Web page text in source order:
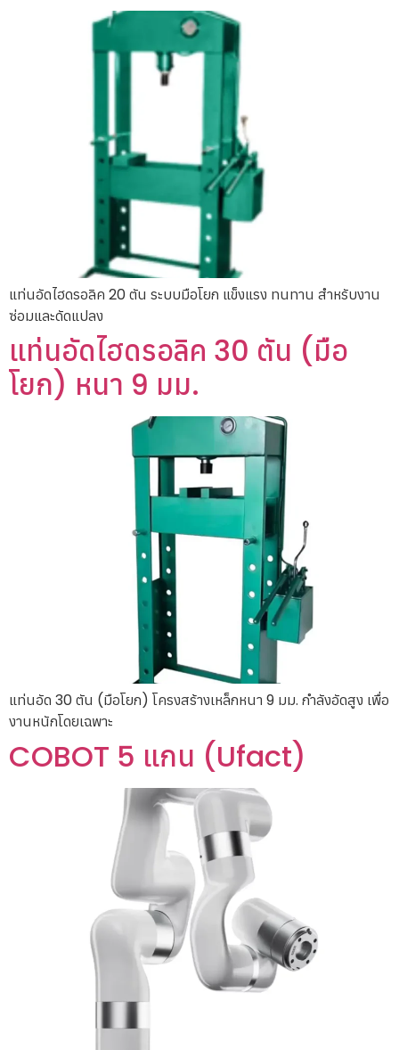
แท่นอัดไฮดรอลิค 20 ตัน ระบบมือโยก แข็งแรง ทนทาน สำหรับงาน
ซ่อมและดัดแปลง
แท่นอัดไฮดรอลิค 30 ตัน (มือ
โยก) หนา 9 มม.
แท่นอัด 30 ตัน (มือโยก) โครงสร้างเหล็กหนา 9 มม. กำลังอัดสูง เพื่อ
งานหนักโดยเฉพาะ
COBOT 5 แกน (Ufact)